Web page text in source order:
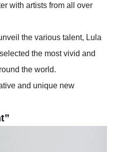
with artists from all over
the various talent, Lula
the most vivid and
the world.
and unique new